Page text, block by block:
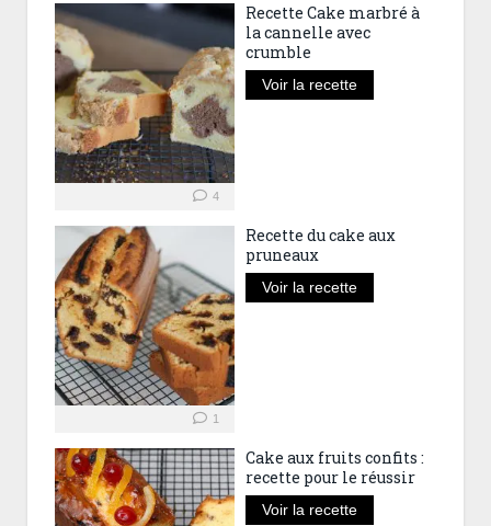
4
Recette Cake marbré à
la cannelle avec
crumble
Voir la recette
1
Recette du cake aux
pruneaux
Voir la recette
Cake aux fruits confits :
recette pour le réussir
Voir la recette